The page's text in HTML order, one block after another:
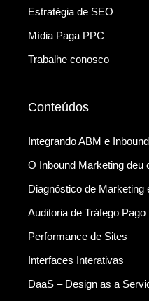
Estratégia de SEO
Mídia Paga PPC
Trabalhe conosco
Conteúdos
Integrando ABM e
O Inbound Marketing deu
Diagnóstico de Marketing
Auditoria de Tráfego Pago
Performance de Sites
Interfaces Interativas
DaaS – Design as a